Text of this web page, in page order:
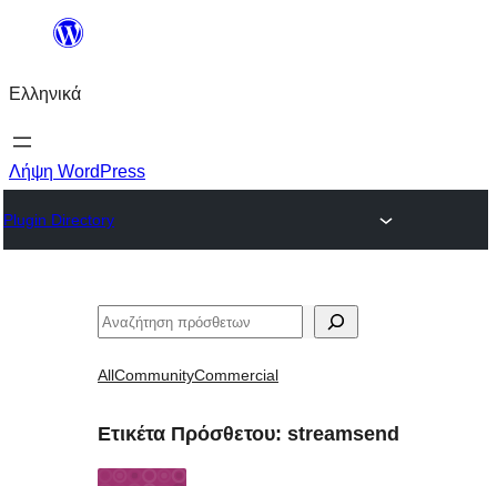
Μετάβαση
περιεχόμενο
Ελληνικά
Λήψη WordPress
Plugin Directory
Αναζήτηση
AllCommunityCommercial
Ετικέτα Πρόσθετου: streamsend